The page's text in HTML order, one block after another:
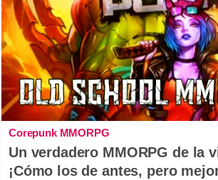
Corepunk MMORPG
Un verdadero MMORPG de la
¡Cómo los de antes, pero